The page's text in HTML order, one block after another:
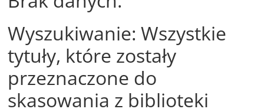
Wyszukiwanie: Wszystkie
tytuły, które zostały
przeznaczone do
skasowania z biblioteki